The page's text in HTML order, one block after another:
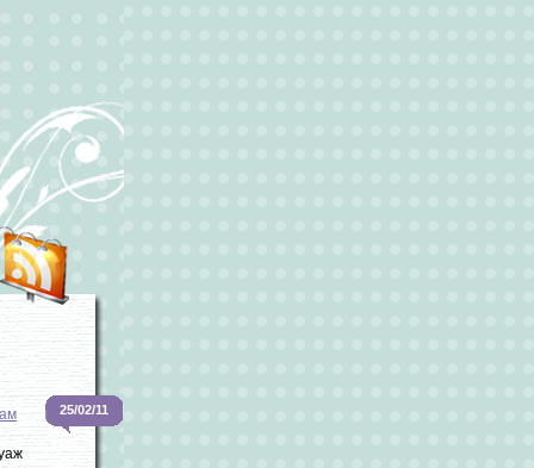
25/02/11